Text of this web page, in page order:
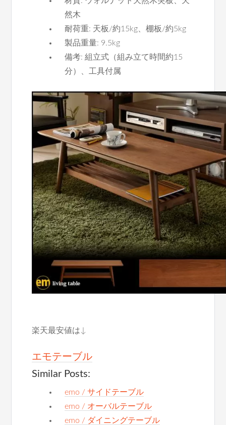
然木
耐荷重: 天板/約15kg、棚板/約5kg
製品重量: 9.5kg
備考: 組立式（組み立て時間約15
分）、工具付属
楽天最安値は↓
エモテーブル
Similar Posts:
emo / サイドテーブル
emo / オーバルテーブル
emo / ダイニングテーブル